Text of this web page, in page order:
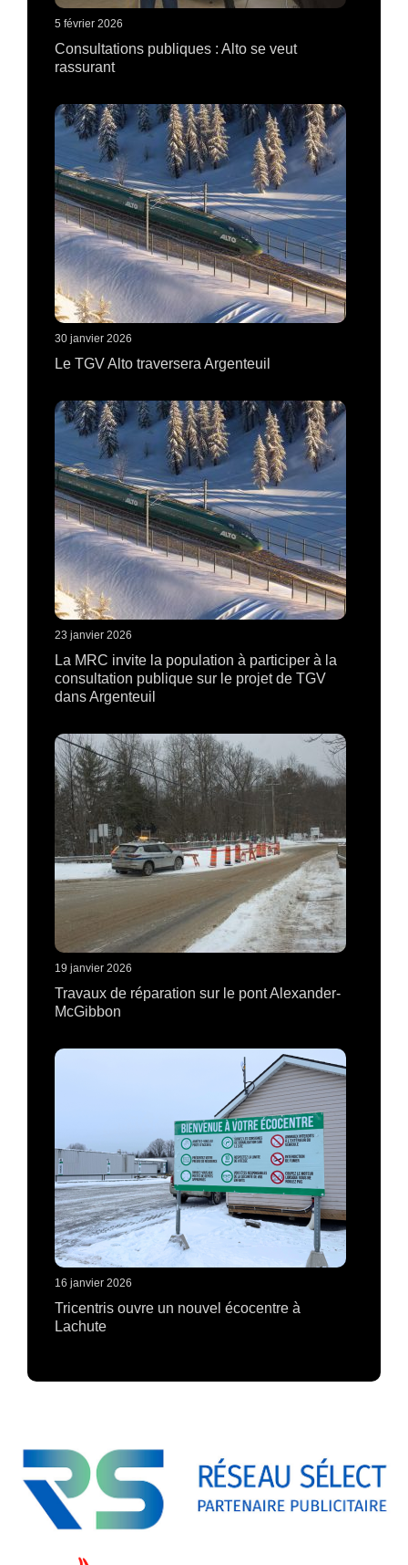
5 février 2026
Consultations publiques : Alto se veut
rassurant
30 janvier 2026
Le TGV Alto traversera Argenteuil
23 janvier 2026
La MRC invite la population à participer à la
consultation publique sur le projet de TGV
dans Argenteuil
19 janvier 2026
Travaux de réparation sur le pont Alexander-
McGibbon
16 janvier 2026
Tricentris ouvre un nouvel écocentre à
Lachute